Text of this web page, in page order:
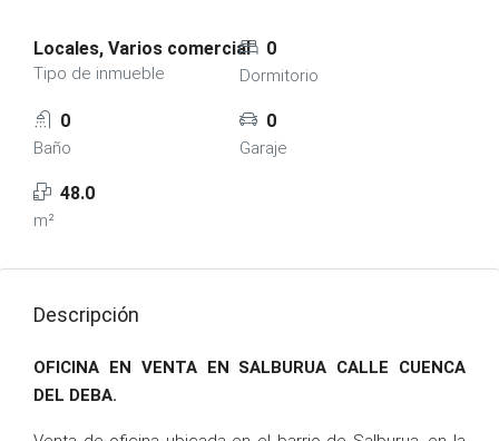
Locales, Varios comercial
Tipo de inmueble
0
Dormitorio
0
Baño
0
Garaje
48.0
m²
Descripción
OFICINA EN VENTA EN SALBURUA CALLE CUENCA
DEL DEBA.